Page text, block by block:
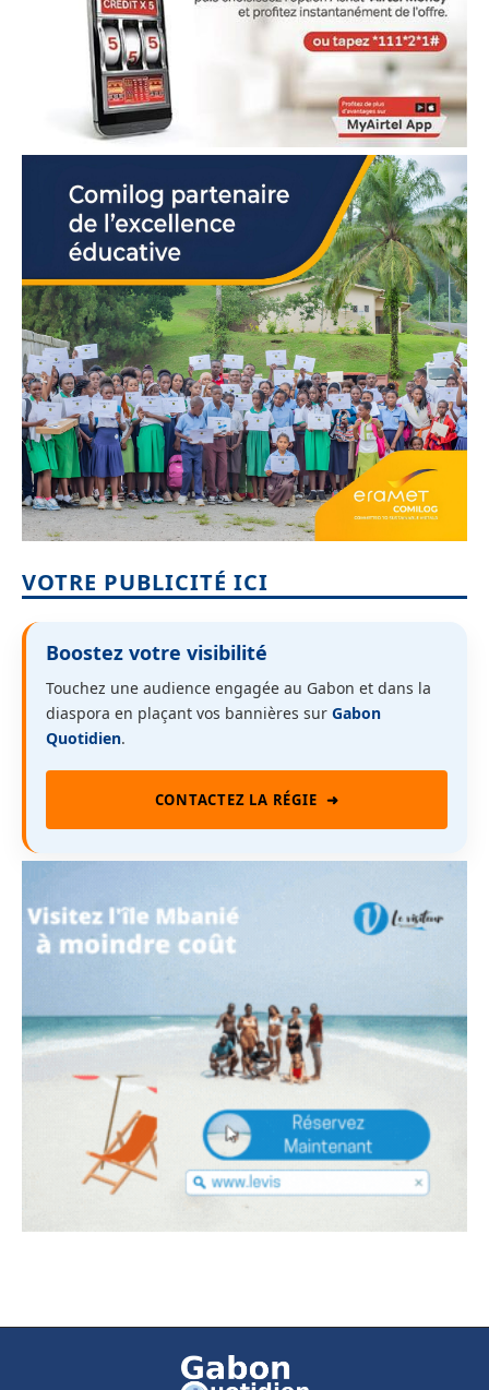
VOTRE PUBLICITÉ ICI
Boostez votre visibilité
Touchez une audience engagée au Gabon et dans la
diaspora en plaçant vos bannières sur Gabon
Quotidien.
CONTACTEZ LA RÉGIE ➜